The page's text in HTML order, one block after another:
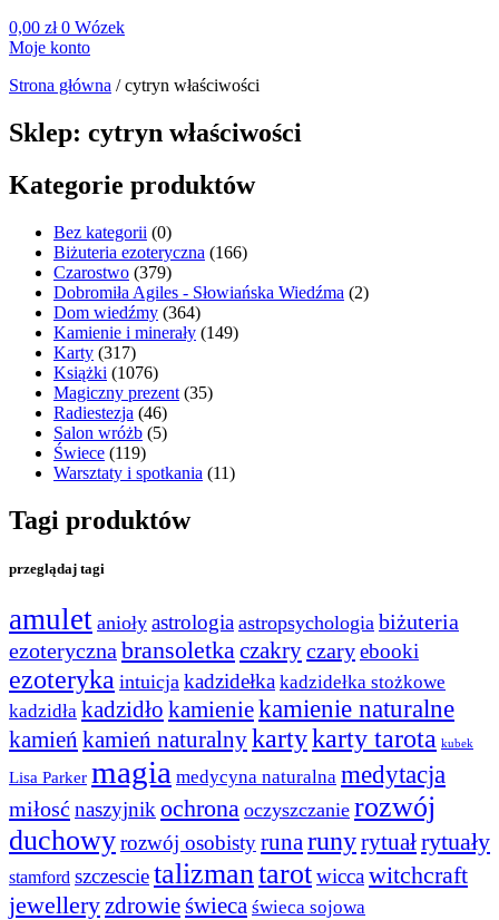
0,00 zł 0 Wózek
Moje konto
Strona główna /cytryn właściwości
Sklep: cytryn właściwości
Kategorie produktów
Bez kategorii (0)
Biżuteria ezoteryczna (166)
Czarostwo (379)
Dobromiła Agiles - Słowiańska Wiedźma (2)
Dom wiedźmy (364)
Kamienie i minerały (149)
Karty (317)
Książki (1076)
Magiczny prezent (35)
Radiestezja (46)
Salon wróżb (5)
Świece (119)
Warsztaty i spotkania (11)
Tagi produktów
przeglądaj tagi
amulet anioły astrologia astropsychologia biżuteria
ezoteryczna bransoletkaczakryczaryebooki
ezoteryka intuicja kadzidełka kadzidełka stożkowe
kadzidła kadzidło kamieniekamienie naturalne
kamień kamień naturalnykartykarty tarota kubek
Lisa Parker magia medycyna naturalna medytacja
miłosć naszyjnik ochrona oczyszczanie rozwój
duchowyrozwój osobistyrunarunyrytuałrytuały
stamford szczescietalizmantarotwiccawitchcraft
jewelleryzdrowieświeca świeca sojowa